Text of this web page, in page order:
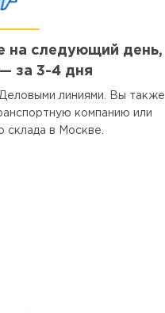
на следующий день,
за 3-4 дня
линиями. Вы также
компанию или
склада в Москве.